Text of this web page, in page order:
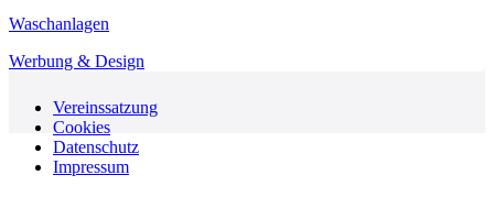
Waschanlagen
Werbung & Design
Vereinssatzung
Cookies
Datenschutz
Impressum